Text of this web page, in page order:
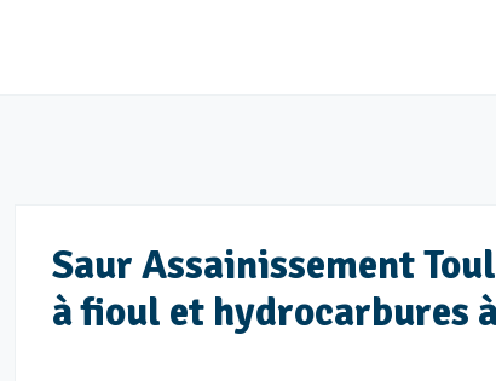
Saur Assainissement
à fioul et hydrocarbures